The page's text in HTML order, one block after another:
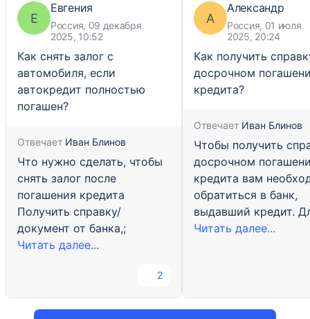
Е
Евгения
Россия, 09 декабря
2025, 10:52
Как снять залог с
автомобиля, если
автокредит полностью
погашен?
Отвечает Иван Блинов
Что нужно сделать, чтобы
снять залог после
погашения кредита
Получить справку/
документ от банка,;
Читать далее...
2
А
Александр
Россия, 01 июля
2025, 20:24
Как получить
досрочном
кредита?
Отвечает Иван Блинов
Чтобы получить
досрочном
кредита вам
обратиться в банк,
выдавший кредит.
Читать далее...